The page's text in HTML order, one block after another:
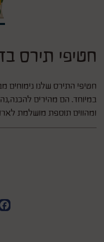
חטיפי תירס
חטיפי התירס שלנו נימוחים
במיוחד. הם מהירים
ומהווים תוספת מושלמת